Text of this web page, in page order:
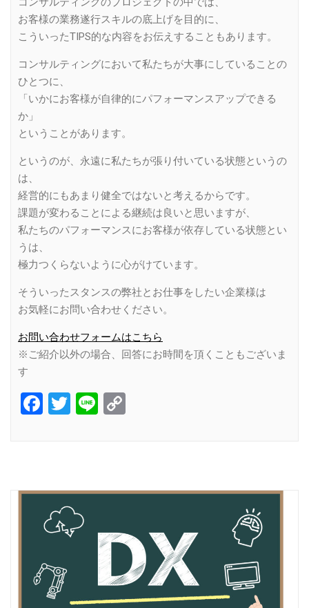
お客様の業務遂行スキルの底上げを目的に、
こういったTIPS的な内容をお伝えすることもあります。
コンサルティングにおいて私たちが大事にしていることの
ひとつに、
「いかにお客様が自律的にパフォーマンスアップできる
か」
ということがあります。
というのが、永遠に私たちが張り付いている状態というの
は、
経営的にもあまり健全ではないと考えるからです。
課題が変わることによる継続は良いと思いますが、
私たちのパフォーマンスにお客様が依存している状態とい
うは、
極力つくらないように心がけています。
そういったスタンスの弊社とお仕事をしたい企業様は
お気軽にお問い合わせください。
お問い合わせフォームはこちら
※ご紹介以外の場合、回答にお時間を頂くこともございま
す
Facebook
Twitter
Line